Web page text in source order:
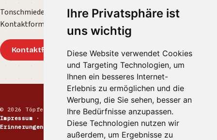
Ihre Privatsphäre ist
uns wichtig
Diese Website verwendet Cookies
und Targeting Technologien, um
Ihnen ein besseres Internet-
Erlebnis zu ermöglichen und die
Werbung, die Sie sehen, besser an
Ihre Bedürfnisse anzupassen.
Diese Technologien nutzen wir
außerdem, um Ergebnisse zu
Tonschmiede zur Römerin freut sich über Ihre Anfrage über das
Kontaktformular.
Kontaktformular
© 2026 Töpfermarkt · Handgemachte Keramik
Impressum · Markt melden
Erinnerungen